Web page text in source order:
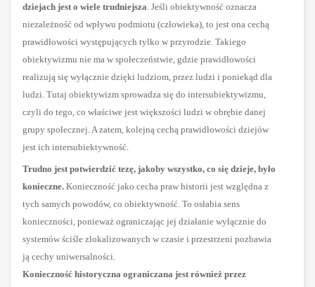
dziejach jest o wiele trudniejsza . Jeśli obiektywność oznacza
niezależność od wpływu podmiotu (człowieka), to jest ona cechą
prawidłowości występujących tylko w przyrodzie. Takiego
obiektywizmu nie ma w społeczeństwie, gdzie prawidłowości
realizują się wyłącznie dzięki ludziom, przez ludzi i poniekąd dla
ludzi. Tutaj obiektywizm sprowadza się do intersubiektywizmu,
czyli do tego, co właściwe jest większości ludzi w obrębie danej
grupy społecznej. A zatem, kolejną cechą prawidłowości dziejów
jest ich intersubiektywność.
Trudno jest potwierdzić tezę, jakoby wszystko, co się dzieje, było
konieczne. Konieczność jako cecha praw historii jest względna z
tych samych powodów, co obiektywność. To osłabia sens
konieczności, ponieważ ograniczając jej działanie wyłącznie do
systemów ściśle zlokalizowanych w czasie i przestrzeni pozbawia
ją cechy uniwersalności.
Konieczność historyczna ograniczana jest również przez